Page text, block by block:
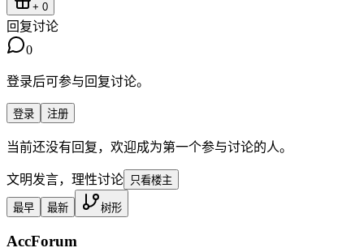
+ 0
回复讨论
0
登录后可参与回复讨论。
登录 注册
当前还没有回复，欢迎成为第一个参与讨论的人。
文明发言，理性讨论 只看楼主
最早 最新 树形
AccForum